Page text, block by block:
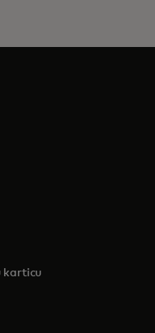
karticu